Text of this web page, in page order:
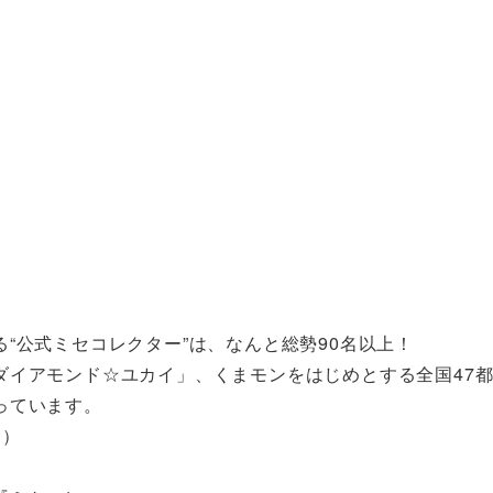
式ミセコレクター”は、なんと総勢90名以上！
アモンド☆ユカイ」、くまモンをはじめとする全国47
います。